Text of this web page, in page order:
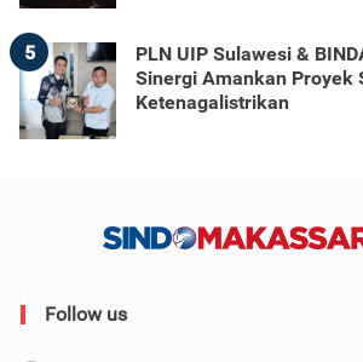
5
PLN UIP Sulawesi &
Sinergi Amankan Proyek
Ketenagalistrikan
Follow us